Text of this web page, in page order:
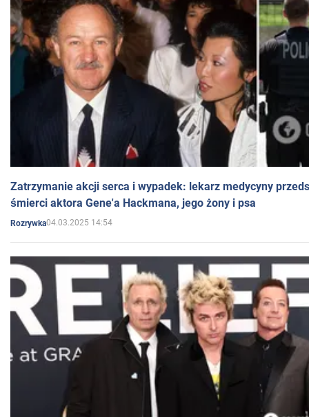
Zatrzymanie akcji serca i wypadek: lekarz medycyny
śmierci aktora Gene'a Hackmana, jego żony i psa
Rozrywka04.03.2025 14:54